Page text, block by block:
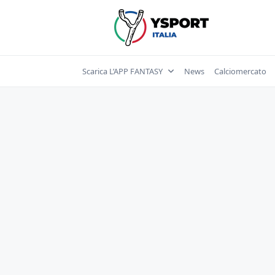
Scarica L’APP FANTASY News Calciomercato